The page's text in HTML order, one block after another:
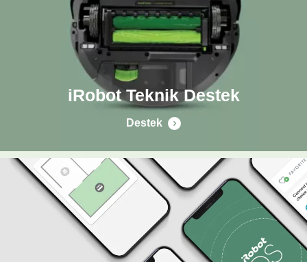
iRobot Teknik Destek
Destek